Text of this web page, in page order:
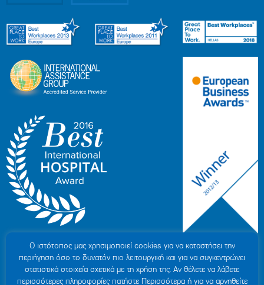
Ο ιστότοπoς μας χρησιμοποιεί cookies για να καταστήσει την
περιήγηση όσο το δυνατόν πιο λειτουργική και για να συγκεντρώνει
στατιστικά στοιχεία σχετικά με τη χρήση της. Αν θέλετε να λάβετε
περισσότερες πληροφορίες πατήστε Περισσότερα ή για να αρνηθείτε